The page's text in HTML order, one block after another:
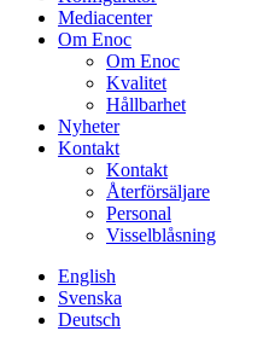
Mediacenter
Om Enoc
Om Enoc
Kvalitet
Hållbarhet
Nyheter
Kontakt
Kontakt
Återförsäljare
Personal
Visselblåsning
English
Svenska
Deutsch